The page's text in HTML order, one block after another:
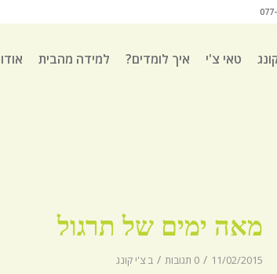
טאי צ'י איך לומדים? למידה מהבית
מאה ימים של תרגול
11/02/2015
/ 0 תגובות / ב צ'י קונג